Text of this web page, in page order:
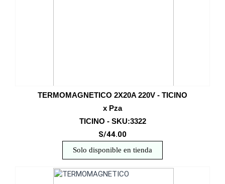
TERMOMAGNETICO 2X20A 220V - TICINO
x Pza
TICINO - SKU:3322
S/44.00
Solo disponible en tienda